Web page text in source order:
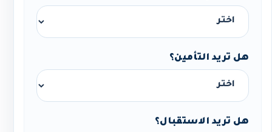
هل تريد التأمين؟
هل تريد الاستقبال؟